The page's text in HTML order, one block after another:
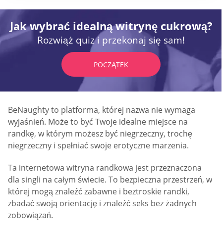
Jak wybrać idealną witrynę cukrową?
Rozwiąż quiz i przekonaj się sam!
POCZĄTEK
BeNaughty to platforma, której nazwa nie wymaga
wyjaśnień. Może to być Twoje idealne miejsce na
randkę, w którym możesz być niegrzeczny, trochę
niegrzeczny i spełniać swoje erotyczne marzenia.
Ta internetowa witryna randkowa jest przeznaczona
dla singli na całym świecie. To bezpieczna przestrzeń, w
której mogą znaleźć zabawne i beztroskie randki,
zbadać swoją orientację i znaleźć seks bez żadnych
zobowiązań.